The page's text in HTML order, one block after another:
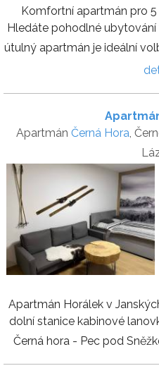
Komfortní apartmán pro
Hledáte pohodlné
útulný apartmán je ideální
Apartmán Černá Hora,
Apartmán Horálek v
dolní stanice kabinové
Černá hora - Pec pod